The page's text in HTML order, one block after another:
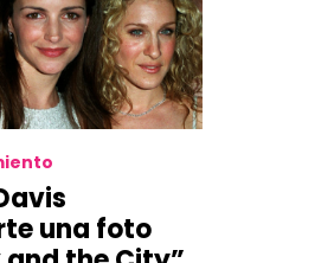
una foto